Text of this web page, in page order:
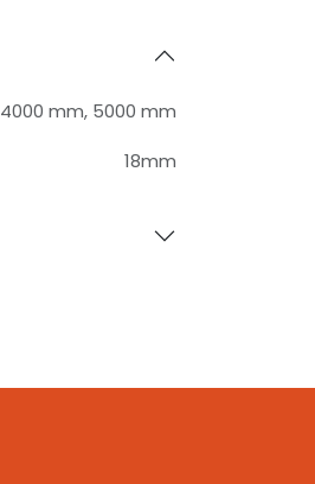
4000 mm, 5000 mm
18mm